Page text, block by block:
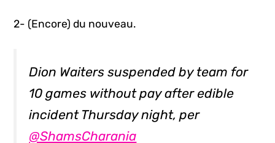
2- (Encore) du nouveau.
Dion Waiters suspended by team for
10 games without pay after edible
incident Thursday night, per
@ShamsCharania